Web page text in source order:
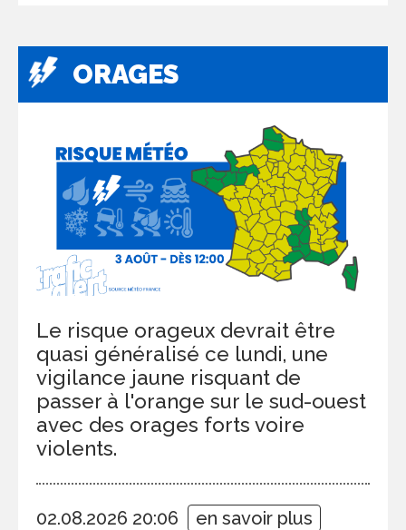
ORAGES
Le risque orageux devrait être
quasi généralisé ce lundi, une
vigilance jaune risquant de
passer à l'orange sur le sud-ouest
avec des orages forts voire
violents.
02.08.2026 20:06 en savoir plus